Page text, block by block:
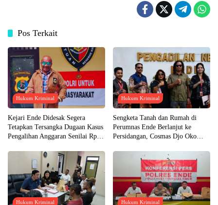
Pos Terkait
Hukum Kriminal
Kejari Ende Didesak Segera
Tetapkan Tersangka Dugaan Kasus
Pengalihan Anggaran Senilai Rp
Hukum Kriminal
Sengketa Tanah dan Rumah di
Perumnas Ende Berlanjut ke
Persidangan, Cosmas Djo Oko
Hukum Kriminal Hukum Kriminal